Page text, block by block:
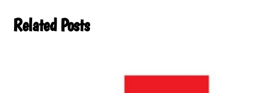
Related Posts